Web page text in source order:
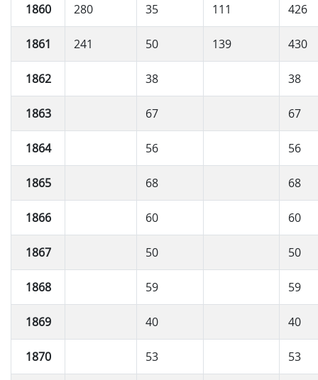
1860 280 35 111 426
1861 241 50 139 430
1862 38 38
1863 67 67
1864 56 56
1865 68 68
1866 60 60
1867 50 50
1868 59 59
1869 40 40
1870 53 53